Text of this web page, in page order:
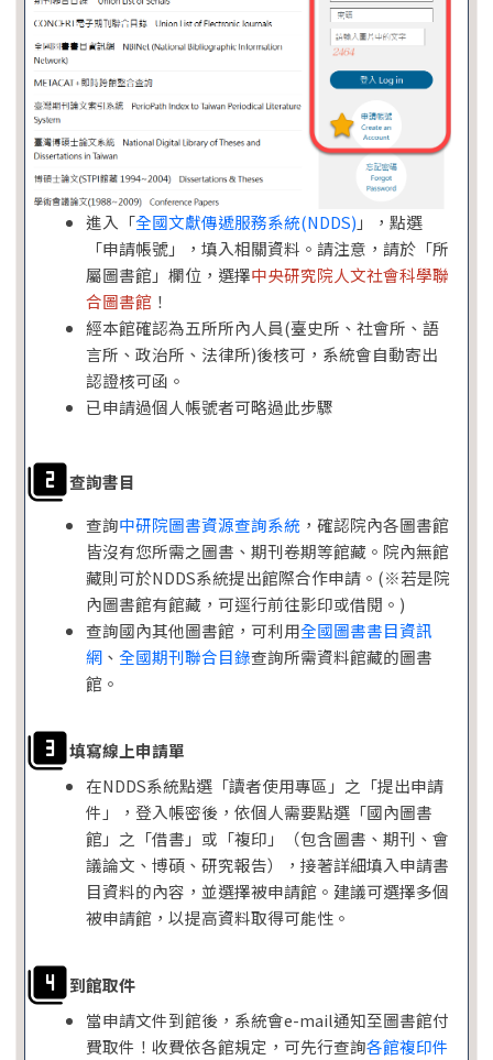
進入「全國文獻傳遞服務系統(NDDS) 」，點選
「申請帳號」，填入相關資料。請注意，請於「所
屬圖書館」欄位，選擇中央研究院人文社會科學聯
合圖書館！
經本館確認為五所所內人員(臺史所、社會所、語
言所、政治所、法律所)後核可，系統會自動寄出
認證核可函。
已申請過個人帳號者可略過此步驟
查詢書目
查詢中研院圖書資源查詢系統，確認院內各圖書館
皆沒有您所需之圖書、期刊卷期等館藏。院內無館
藏則可於NDDS系統提出館際合作申請。(※若是院
內圖書館有館藏，可逕行前往影印或借閱。)
查詢國內其他圖書館，可利用全國圖書書目資訊
網、 全國期刊聯合目錄查詢所需資料館藏的圖書
館。
填寫線上申請單
在NDDS系統點選「讀者使用專區」之「提出申請
件」，登入帳密後，依個人需要點選「國內圖書
館」之「借書」或「複印」（包含圖書、期刊、會
議論文、博碩、研究報告），接著詳細填入申請書
目資料的內容，並選擇被申請館。建議可選擇多個
被申請館，以提高資料取得可能性。
到館取件
當申請文件到館後，系統會e-mail通知至圖書館付
費取件！收費依各館規定，可先行查詢各館複印件